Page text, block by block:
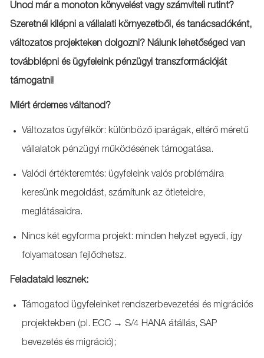
Unod már a monoton könyvelést vagy számviteli rutint?
Szeretnél kilépni a vállalati környezetből, és tanácsadóként,
változatos projekteken dolgozni? Nálunk lehetőséged van
továbblépni és ügyfeleink pénzügyi transzformációját
támogatni!
Miért érdemes váltanod?
Változatos ügyfélkör: különböző iparágak, eltérő méretű
vállalatok pénzügyi működésének támogatása.
Valódi értékteremtés: ügyfeleink valós problémáira
keresünk megoldást, számítunk az ötleteidre,
meglátásaidra.
Nincs két egyforma projekt: minden helyzet egyedi, így
folyamatosan fejlődhetsz.
Feladataid lesznek:
Támogatod ügyfeleinket rendszerbevezetési és migrációs
projektekben (pl. ECC → S/4 HANA átállás, SAP
bevezetés és migráció);